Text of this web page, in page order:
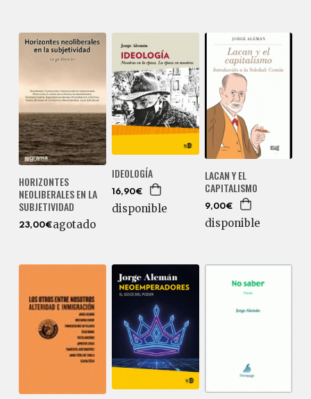
HORIZONTES
NEOLIBERALES EN LA
SUBJETIVIDAD
23,00€agotado
IDEOLOGÍA
16,90€
disponible
LACAN Y EL
CAPITALISMO
9,00€
disponible